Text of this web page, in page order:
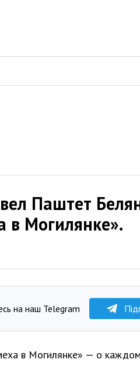
Паштет
в Могилянке».
на наш Telegram
в Могилянке» — о